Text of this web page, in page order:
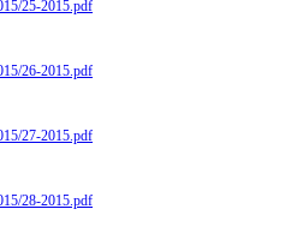
25-2015.pdf
26-2015.pdf
27-2015.pdf
28-2015.pdf